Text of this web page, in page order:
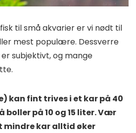
til små akvarier er vi nødt til
mest populære. Dessverre
er subjektivt, og mange
kan fint trives i et kar på 40
boller på 10 og 15 liter. Vær
mindre kar alltid øker